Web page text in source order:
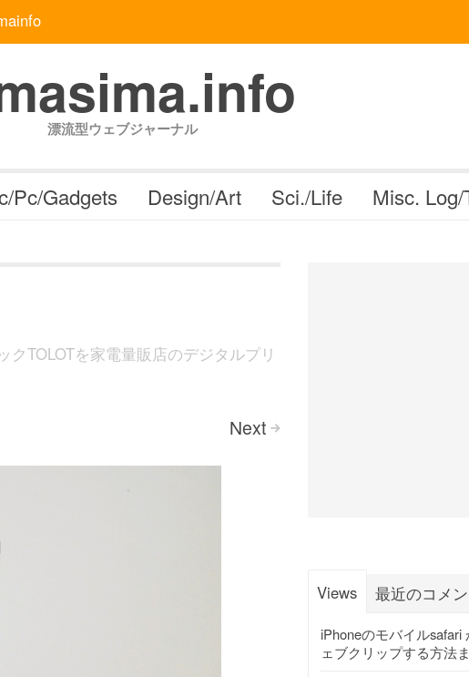
漂流型ウェブジャーナル
Pc/Gadgets Design/Art Sci./Life Misc.
クTOLOTを家電量販店のデジタルプリ
Next >
Views 最近のコメン
iPhoneのモバイルsafari
ェブクリップする方法